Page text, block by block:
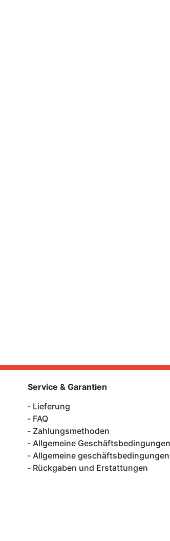
Service & Garantien
Lieferung
FAQ
Zahlungsmethoden
Allgemeine Geschäftsbedingungen
Allgemeine geschäftsbedingungen
Rückgaben und Erstattungen